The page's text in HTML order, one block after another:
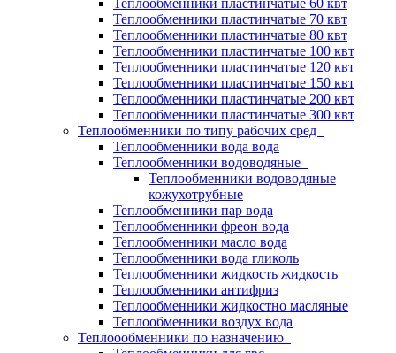
Теплообменники пластинчатые 60 квт
Теплообменники пластинчатые 70 квт
Теплообменники пластинчатые 80 квт
Теплообменники пластинчатые 100 квт
Теплообменники пластинчатые 120 квт
Теплообменники пластинчатые 150 квт
Теплообменники пластинчатые 200 квт
Теплообменники пластинчатые 300 квт
Теплообменники по типу рабочих сред
Теплообменники вода вода
Теплообменники водоводяные
Теплообменники водоводяные
кожухотрубные
Теплообменники пар вода
Теплообменники фреон вода
Теплообменники масло вода
Теплообменники вода гликоль
Теплообменники жидкость жидкость
Теплообменники антифриз
Теплообменники жидкостно масляные
Теплообменники воздух вода
Теплоообменники по назначению